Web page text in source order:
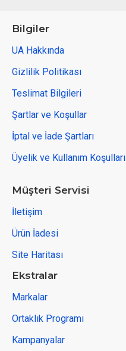
Bilgiler
UA Hakkında
Gizlilik Politikası
Teslimat Bilgileri
Şartlar ve Koşullar
İptal ve İade Şartları
Üyelik ve Kullanım Koşulları
Müşteri Servisi
İletişim
Ürün İadesi
Site Haritası
Ekstralar
Markalar
Ortaklık Programı
Kampanyalar